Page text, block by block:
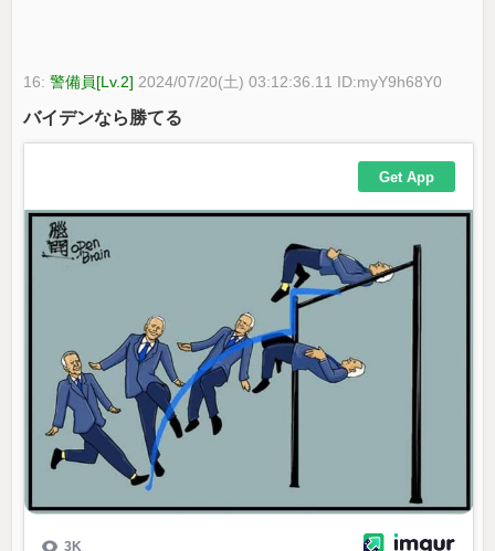
16:警備員[Lv.2] 2024/07/20(土) 03:12:36.11 ID:myY9h68Y0
バイデンなら勝てる